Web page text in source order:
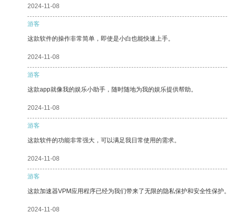
2024-11-08
游客
这款软件的操作非常简单，即使是小白也能快速上手。
2024-11-08
游客
这款app就像我的娱乐小助手，随时随地为我的娱乐提供帮助。
2024-11-08
游客
这款软件的功能非常强大，可以满足我日常使用的需求。
2024-11-08
游客
这款加速器VPM应用程序已经为我们带来了无限的隐私保护和安全性保护
2024-11-08